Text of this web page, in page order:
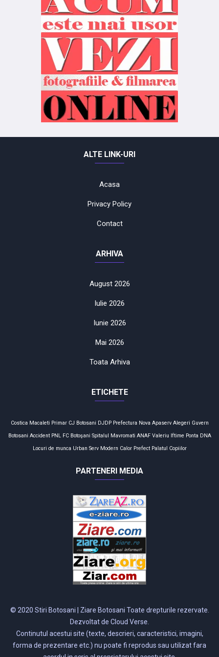
ALTE LINK-URI
Acasa
Privacy Policy
Contact
ARHIVA
August 2026
Iulie 2026
Iunie 2026
Mai 2026
Toata Arhiva
ETICHETE
Costica Macaleti Primar CJ Botosani DJDP Prefectura Nova Apaserv Alegeri Guvern
Botosani Accident PNL FC Botoşani Spitalul Mavromati ANAF Valeriu Iftime Ponta DNA
Locuri de munca Urban Serv Modern Calor Prefect Palatul Copiilor
PARTENERI MEDIA
© 2020 Stiri Botosani | Ziare Botosani Toate drepturile rezervate.
Dezvoltat de Cloud Verse.
Continutul acestui site (texte, descrieri, caracteristici, imagini,
forma de prezentare etc.) nu poate fi reprodus sau utilizat fara